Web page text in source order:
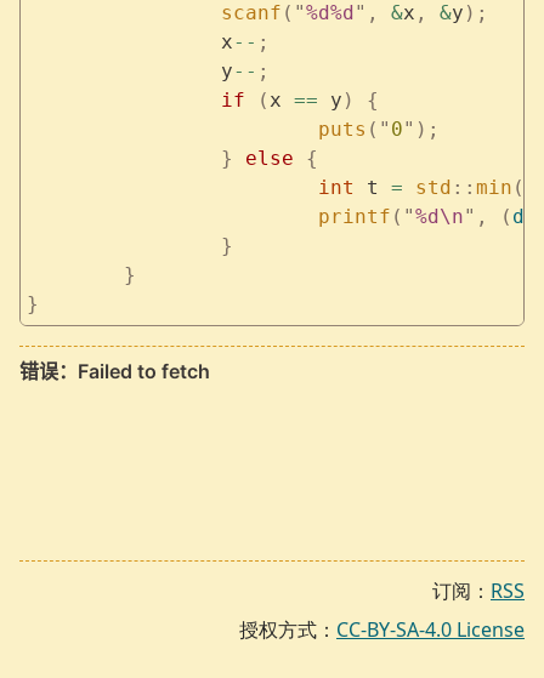
		scanf
( "%d%d" , &x , &y );
		x
-- ;
		y
-- ;
		if
( x == y )
{
			puts
( " 0" );
		}
else {
			int
t = std :: min (
			printf
( "%d\n" , ( d
		}
	}
}
订阅： RSS
授权方式： CC-BY-SA-4.0 License